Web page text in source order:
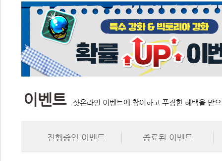
이벤트 샷온라인 이벤트에 참여하고 푸짐한 혜택을 받
진행중인 이벤트 종료된 이벤트